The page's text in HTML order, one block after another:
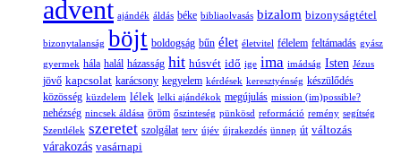
advent ajándék áldás béke bibliaolvasás bizalom bizonyságtétel
bizonytalanság böjt boldogság bűn élet életvitel félelem feltámadás gyász
gyermek hála halál házasság hit húsvét idő ige ima imádság Isten Jézus
jövő kapcsolat karácsony kegyelem kérdések keresztyénség készülődés
közösség küzdelem lélek lelki ajándékok megújulás mission (im)possible?
nehézség nincsek áldása öröm őszinteség pünkösd reformáció remény segítség
Szentlélek szeretet szolgálat terv újév újrakezdés ünnep út változás
várakozás vasárnapi